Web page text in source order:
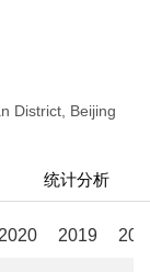
District, Beijing
统计分析
2020 2019